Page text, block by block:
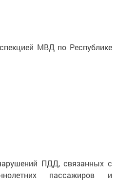
й МВД по Республике
ПДД, связанных с
их пассажиров и